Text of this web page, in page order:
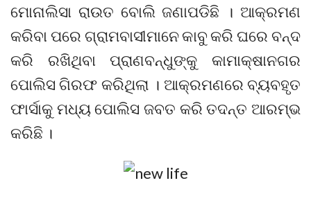
ମୋନାଲିସା ରାଉତ ବୋଲି ଜଣାପଡିଛି । ଆକ୍ରମଣ
କରିବା ପରେ ଗ୍ରାମବାସୀମାନେ କାବୁ କରି ଘରେ ବନ୍ଦ
କରି ରଖିଥିବା ପ୍ରାଣବନ୍ଧୁଙ୍କୁ କାମାକ୍ଷାନଗର
ପୋଲିସ ଗିରଫ କରିଥିଲା । ଆକ୍ରମଣରେ ବ୍ୟବହୃତ
ଫାର୍ସାକୁ ମଧ୍ୟ ପୋଲିସ ଜବତ କରି ତଦନ୍ତ ଆରମ୍ଭ
କରିଛି ।